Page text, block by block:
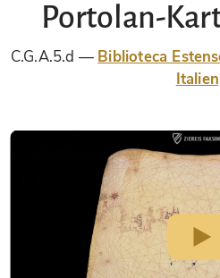
Portolan-
C.G.A.5.d
Biblioteca